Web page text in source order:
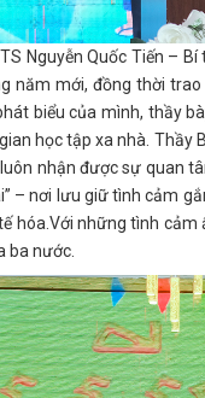
Nguyễn Quốc Tiến –
năm mới, đồng thời
biểu của mình, thầy
học tập xa nhà.
nhận được sự quan
– nơi lưu giữ tình cảm
hóa.Với những tình
ba nước.